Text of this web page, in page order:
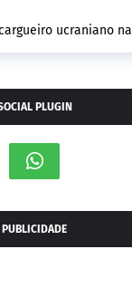
ucraniano na
PLUGIN
PUBLICIDADE